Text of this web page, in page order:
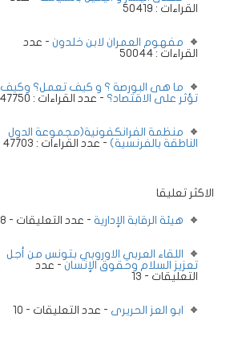
القراءات : 50419
مفهوم العمران لابن خلدون - عدد
القراءات : 50044
ما هى البورصة ؟ و كيف تعمل؟ وكيف
تؤثر على الاقتصاد؟ - عدد القراءات : 47750
منظمة الفرانكفونية(مجموعة الدول
الناطقة بالفرنسية) - عدد القراءات : 47703
الاكثر تعليقا
هيئة الرقابة الإدارية - عدد التعليقات - 38
اللقاء العربي الاوروبي بتونس من أجل
تعزيز السلام وحقوق الإنسان - عدد
التعليقات - 13
ابو العز الحريرى - عدد التعليقات - 10